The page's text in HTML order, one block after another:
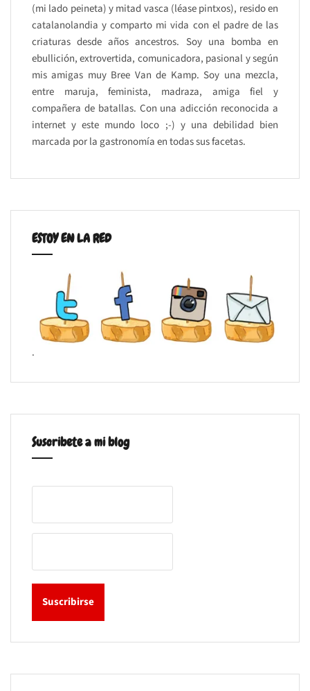
(mi lado peineta) y mitad vasca (léase pintxos), resido en
catalanolandia y comparto mi vida con el padre de las
criaturas desde años ancestros. Soy una bomba en
ebullición, extrovertida, comunicadora, pasional y según
mis amigas muy Bree Van de Kamp. Soy una mezcla,
entre maruja, feminista, madraza, amiga fiel y
compañera de batallas. Con una adicción reconocida a
internet y este mundo loco ;-) y una debilidad bien
marcada por la gastronomía en todas sus facetas.
ESTOY EN LA RED
.
Suscribete a mi blog